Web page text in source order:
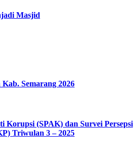
Masjid
Semarang 2026
Korupsi (SPAK) dan Survei Persepsi
Triwulan 3 – 2025